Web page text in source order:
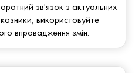
зв'язок з актуальних
використовуйте
впровадження змін.